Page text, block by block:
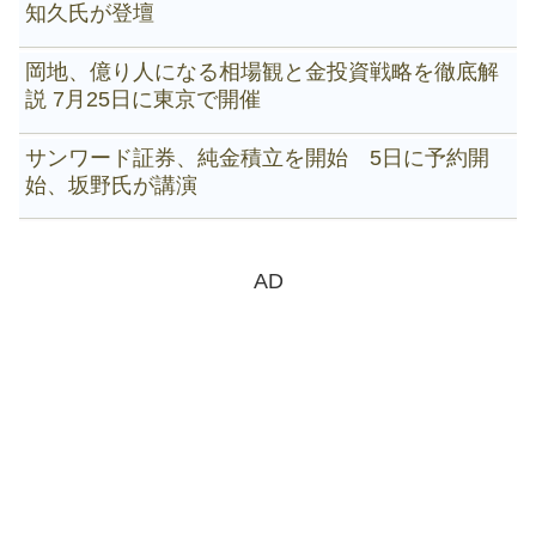
知久氏が登壇
岡地、億り人になる相場観と金投資戦略を徹底解
説 7月25日に東京で開催
サンワード証券、純金積立を開始 5日に予約開
始、坂野氏が講演
AD